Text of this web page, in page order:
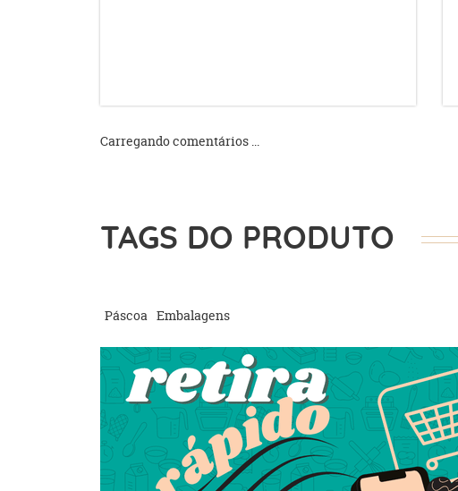
Carregando comentários ...
TAGS DO PRODUTO
Páscoa Embalagens